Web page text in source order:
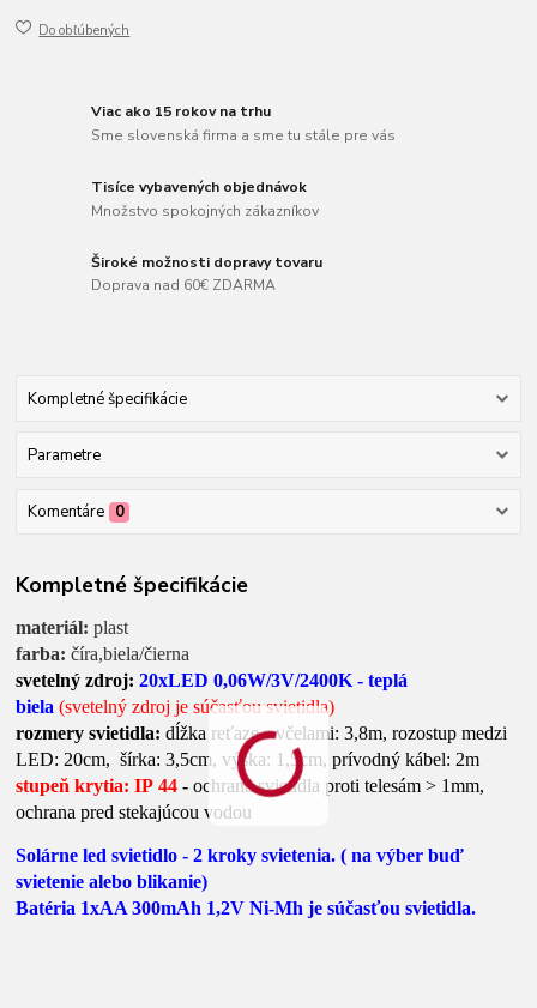
Do obľúbených
Viac ako 15 rokov na trhu
Sme slovenská firma a sme tu stále pre vás
Tisíce vybavených objednávok
Množstvo spokojných zákazníkov
Široké možnosti dopravy tovaru
Doprava nad 60€ ZDARMA
Kompletné špecifikácie
Parametre
Komentáre 0
Kompletné špecifikácie
materiál: plast
farba: číra,biela/čierna
svetelný zdroj:20xLED 0,06W/3V/2400K - teplá
biela (svetelný zdroj je súčasťou svietidla)
rozmery svietidla: dĺžka reťaze s včelami: 3,8m, rozostup medzi
LED: 20cm, šírka: 3,5cm, výška: 1,5cm, prívodný kábel: 2m
stupeň krytia: IP 44-ochrana svietidla proti telesám > 1mm,
ochrana pred stekajúcou vodou
Solárne led svietidlo - 2 kroky svietenia. ( na výber buď
svietenie alebo blikanie)
Batéria 1xAA 300mAh 1,2V Ni-Mh je súčasťou svietidla.